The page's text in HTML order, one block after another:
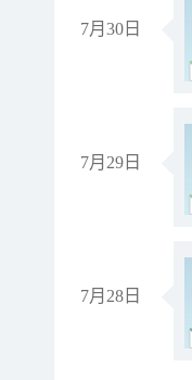
7月30日
7月29日
7月28日